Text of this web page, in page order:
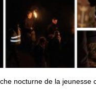
nocturne de la jeunesse